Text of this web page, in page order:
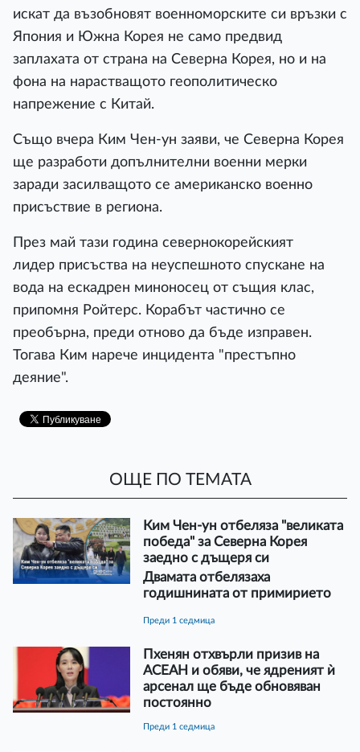
искат да възобновят военноморските си връзки с
Япония и Южна Корея не само предвид
заплахата от страна на Северна Корея, но и на
фона на нарастващото геополитическо
напрежение с Китай.
Също вчера Ким Чен-ун заяви, че Северна Корея
ще разработи допълнителни военни мерки
заради засилващото се американско военно
присъствие в региона.
През май тази година севернокорейският
лидер присъства на неуспешното спускане на
вода на ескадрен миноносец от същия клас,
припомня Ройтерс. Корабът частично се
преобърна, преди отново да бъде изправен.
Тогава Ким нарече инцидента "престъпно
деяние".
ОЩЕ ПО ТЕМАТА
Ким Чен-ун отбеляза "великата
победа" за Северна Корея
заедно с дъщеря си
Двамата отбелязаха
годишнината от примирието
преди 1 седмица
Пхенян отхвърли призив на
АСЕАН и обяви, че ядреният ѝ
арсенал ще бъде обновяван
постоянно
преди 1 седмица